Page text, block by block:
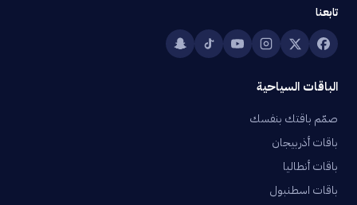
تابعنا
الباقات السياحية
صمّم باقتك بنفسك
باقات أذربيجان
باقات أنطاليا
باقات اسطنبول